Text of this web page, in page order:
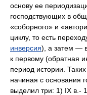
основу ее
господствующих в
«соборного» и
циклу, то есть
инверсия), а затем —
к первому (обратная
период истории.
начиная с основания
выделил три: 1) IX в.-